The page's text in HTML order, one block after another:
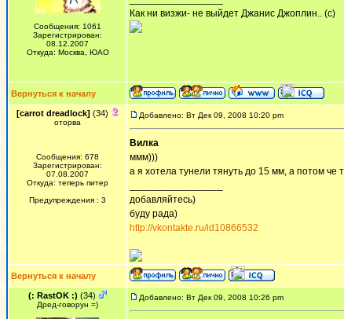
Сообщения: 1061
Зарегистрирован:
08.12.2007
Откуда: Москва, ЮАО
Как ни визжи- не выйдет Джанис Джоплин.. (с)
Вернуться к началу
[carrot dreadlock] (34)
оторва
Сообщения: 678
Зарегистрирован:
07.08.2007
Откуда: теперь питер
Предупреждения : 3
Добавлено: Вт Дек 09, 2008 10:20 pm
Вилка
ммм)))
а я хотела тунели тянуть до 15 мм, а потом че
добавляйтесь)
буду рада)
http://vkontakte.ru/id10866532
Вернуться к началу
(: RastOK :) (34)
Дред-говорун =)
Добавлено: Вт Дек 09, 2008 10:26 pm